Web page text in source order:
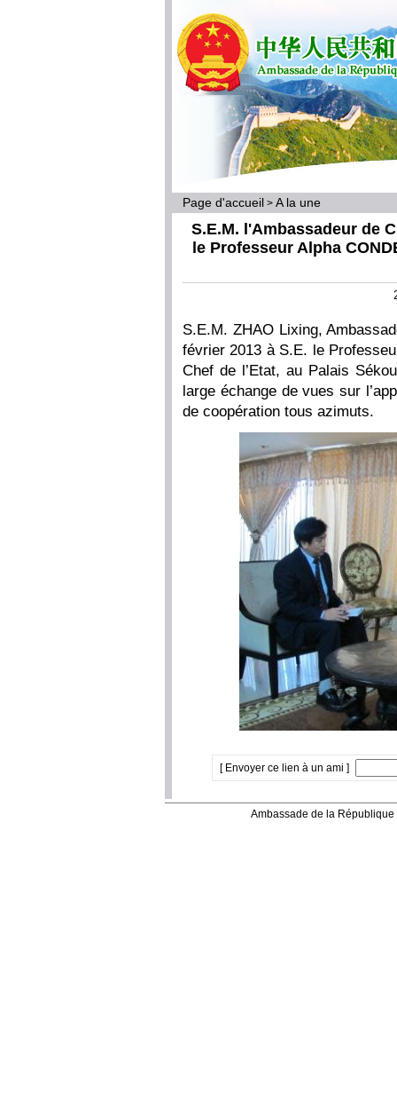
Page d'accueil > A la une
S.E.M. l'Ambassadeur de
le Professeur Alpha
S.E.M. ZHAO Lixing,
février 2013 à S.E. le
Chef de l’Etat, au Palais
large échange de vues sur
de coopération tous azimuts.
[ Envoyer ce lien à un ami ]
Ambassade de la